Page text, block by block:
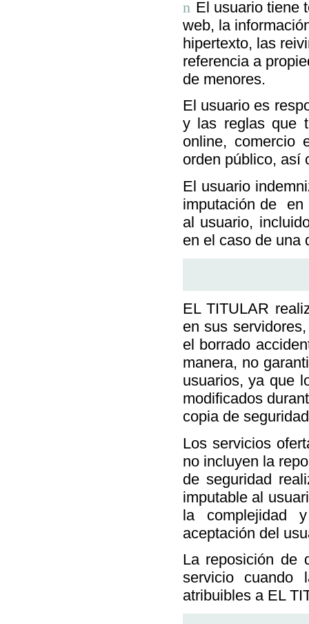
n El usuario tiene
web, la
hipertexto, las
referencia a
de menores.
El usuario es
y las reglas que
online, comercio
orden público, así
El usuario
imputación de
en
al usuario,
en el caso de una
EL TITULAR
en sus
el borrado
manera, no
usuarios, ya que
modificados
copia de
Los servicios
no incluyen la
de seguridad
imputable al
la complejidad
aceptación del
La reposición de
servicio cuando
atribuibles a EL